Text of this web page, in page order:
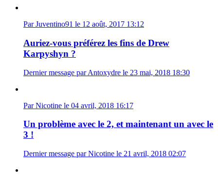
Par Juventino91 le 12 août, 2017 13:12
Auriez-vous préférez les fins de Drew
Karpyshyn ?
Dernier message par Antoxydre le 23 mai, 2018 18:30
Par Nicotine le 04 avril, 2018 16:17
Un problème avec le 2, et maintenant un avec le
3 !
Dernier message par Nicotine le 21 avril, 2018 02:07